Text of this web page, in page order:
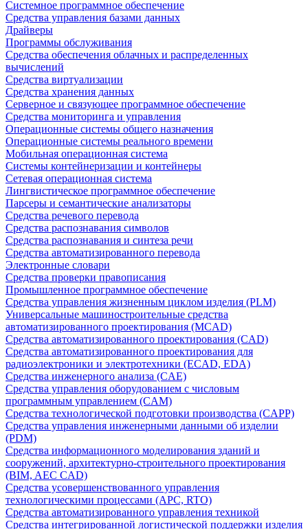
Системное программное обеспечение
Средства управления базами данных
Драйверы
Программы обслуживания
Средства обеспечения облачных и распределенных
вычислений
Средства виртуализации
Средства хранения данных
Серверное и связующее программное обеспечение
Средства мониторинга и управления
Операционные системы общего назначения
Операционные системы реального времени
Мобильная операционная система
Системы контейнеризации и контейнеры
Сетевая операционная система
Лингвистическое программное обеспечение
Парсеры и семантические анализаторы
Средства речевого перевода
Средства распознавания символов
Средства распознавания и синтеза речи
Средства автоматизированного перевода
Электронные словари
Средства проверки правописания
Промышленное программное обеспечение
Средства управления жизненным циклом изделия (PLM)
Универсальные машиностроительные средства
автоматизированного проектирования (MCAD)
Средства автоматизированного проектирования (CAD)
Средства автоматизированного проектирования для
радиоэлектроники и электротехники (ECAD, EDA)
Средства инженерного анализа (CAE)
Средства управления оборудованием с числовым
программным управлением (CAM)
Средства технологической подготовки производства (CAPP)
Средства управления инженерными данными об изделии
(PDM)
Средства информационного моделирования зданий и
сооружений, архитектурно-строительного проектирования
(BIM, AEC CAD)
Средства усовершенствованного управления
технологическими процессами (APC, RTO)
Средства автоматизированного управления техникой
Средства интегрированной логистической поддержки изделия